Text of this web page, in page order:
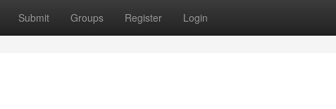
Submit Groups Register Login